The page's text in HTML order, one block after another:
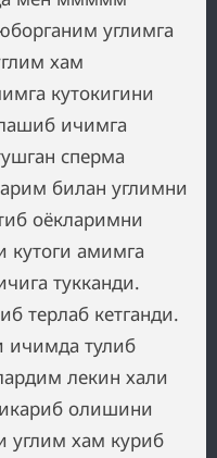
углимга
хам
кутокигини
ичимга
сперма
билан углимни
оёкларимни
кутоги амимга
тукканди.
терлаб кетганди.
ичимда тулиб
лекин хали
олишини
углим хам куриб